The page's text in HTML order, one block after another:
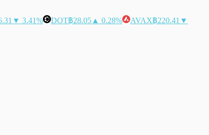
▼ 3.41% DOT฿28.05 ▲ 0.28% AVAX฿220.41 ▼